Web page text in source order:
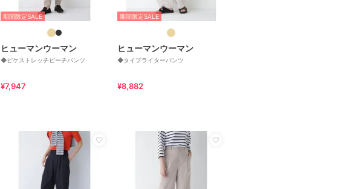
期間限定SALE
ヒューマンウーマン
◆ピケストレッチピーチパンツ
¥7,947
期間限定SALE
ヒューマンウーマン
◆タイプライターパンツ
¥8,882